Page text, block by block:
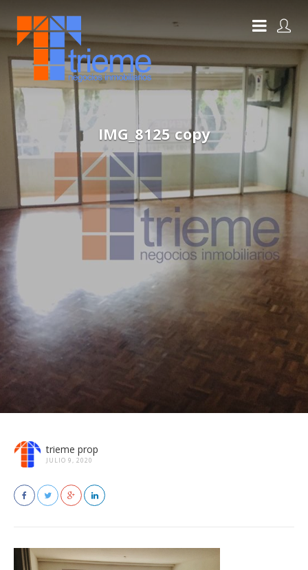
IMG_8125 copy
trieme prop
JULIO 9, 2020